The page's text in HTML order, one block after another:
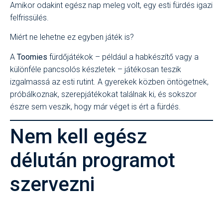
Amikor odakint egész nap meleg volt, egy esti fürdés igazi
felfrissülés.
Miért ne lehetne ez egyben játék is?
A Toomies fürdőjátékok – például a habkészítő vagy a
különféle pancsolós készletek – játékosan teszik
izgalmassá az esti rutint. A gyerekek közben öntögetnek,
próbálkoznak, szerepjátékokat találnak ki, és sokszor
észre sem veszik, hogy már véget is ért a fürdés.
Nem kell egész
délután programot
szervezni